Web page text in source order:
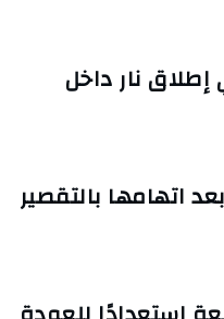
نار داخل
اتهامها بالتقصير